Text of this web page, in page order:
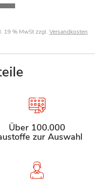
19 % MwSt zzgl. Versandkosten
Über 100.000
zur Auswahl